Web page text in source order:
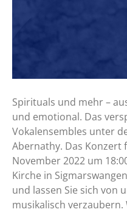
Spirituals und mehr –
und emotional. Das
Vokalensembles unter
Abernathy. Das Konzert
November 2022 um
Kirche in
und lassen Sie sich von
musikalisch